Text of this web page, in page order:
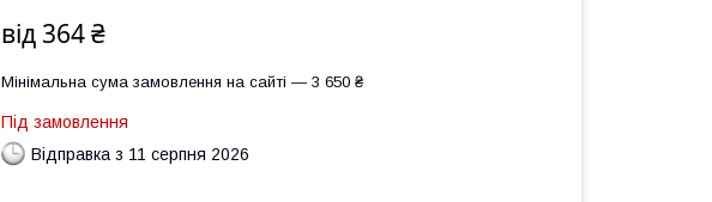
від 364 ₴
Мінімальна сума замовлення на сайті — 3 650 ₴
Під замовлення
Відправка з 11 серпня 2026